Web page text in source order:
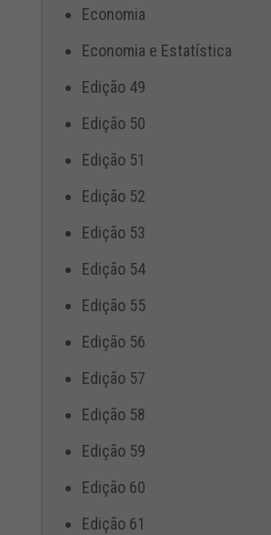
Economia
Economia e Estatística
Edição 49
Edição 50
Edição 51
Edição 52
Edição 53
Edição 54
Edição 55
Edição 56
Edição 57
Edição 58
Edição 59
Edição 60
Edição 61